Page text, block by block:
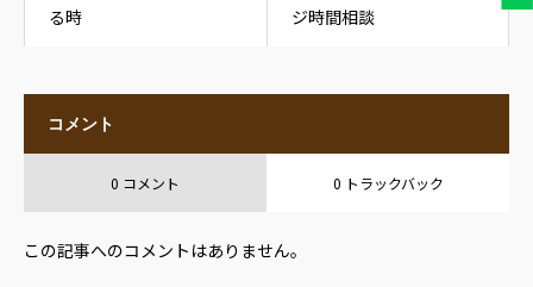
る時
ジ時間相談
コメント
0 コメント 0 トラックバック
この記事へのコメントはありません。